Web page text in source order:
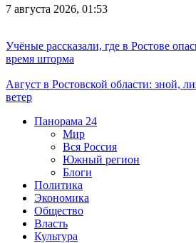
7 августа 2026, 01:53
Учёные рассказали, где в Ростове
время шторма
Август в Ростовской области: зной,
ветер
Панорама 24
Мир
Вся Россия
Южный регион
Блоги
Политика
Экономика
Общество
Власть
Культура